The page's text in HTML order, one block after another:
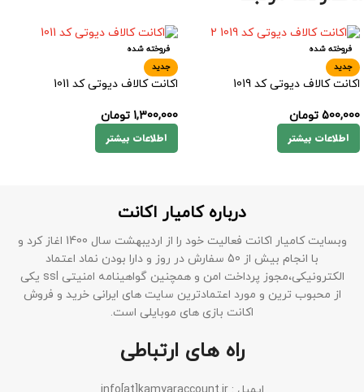
فروخته شده
جدید
اکانت کالاف دیوتی کد 1019
500,000 تومان
اطلاعات بیشتر
فروخته شده
جدید
اکانت کالاف دیوتی کد 1011
1,300,000 تومان
اطلاعات بیشتر
درباره کامیار اکانت
وبسایت کامیار اکانت فعالیت خود را از اردیبهشت سال 1400 اغاز کرد و
با انجام بیش از 50 سفارش در روز و دارا بودن نماد اعتماد
الکترونیکی،مجوز پرداخت امن و همچنین گواهینامه امنیتی ssl یکی
از محبوب ترین و مورد اعتمادترین سایت های ایرانی خرید و فروش
اکانت بازی های موبایلی است.
راه های ارتباطی